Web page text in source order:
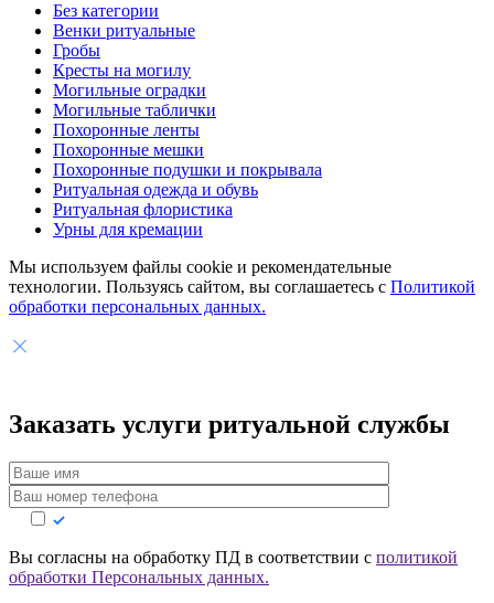
Без категории
Венки ритуальные
Гробы
Кресты на могилу
Могильные оградки
Могильные таблички
Похоронные ленты
Похоронные мешки
Похоронные подушки и покрывала
Ритуальная одежда и обувь
Ритуальная флористика
Урны для кремации
Мы используем файлы cookie и рекомендательные
технологии. Пользуясь сайтом, вы соглашаетесь с Политикой
обработки персональных данных.
Заказать услуги ритуальной службы
Вы согласны на обработку ПД в соответствии с политикой
обработки Персональных данных.